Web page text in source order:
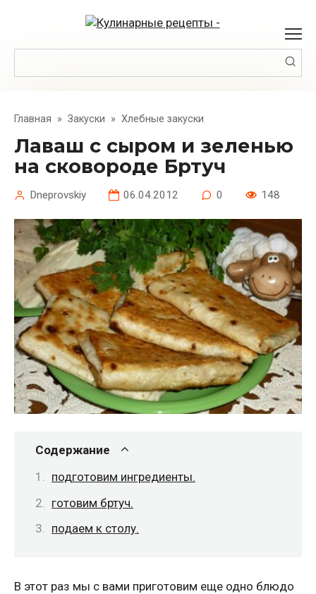
Главная » Закуски » Хлебные закуски
Лаваш с сыром и зеленью
на сковороде Бртуч
Dneprovskiy 06.04.2012 0 148
Содержание
подготовим ингредиенты.
готовим бртуч.
подаем к столу.
В этот раз мы с вами приготовим еще одно блюдо